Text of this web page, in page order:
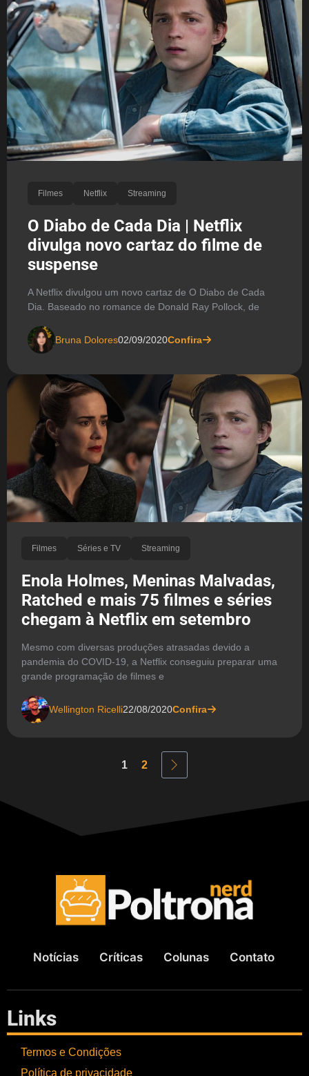
Filmes Netflix Streaming
O Diabo de Cada Dia | Netflix
divulga novo cartaz do filme de
suspense
A Netflix divulgou um novo cartaz de O Diabo de Cada
Dia. Baseado no romance de Donald Ray Pollock, de
Bruna Dolores02/09/2020Confira
Filmes Séries e TV Streaming
Enola Holmes, Meninas Malvadas,
Ratched e mais 75 filmes e séries
chegam à Netflix em setembro
Mesmo com diversas produções atrasadas devido a
pandemia do COVID-19, a Netflix conseguiu preparar uma
grande programação de filmes e
Wellington Ricelli22/08/2020Confira
1 2
Notícias Críticas Colunas Contato
Links
Termos e Condições
Política de privacidade